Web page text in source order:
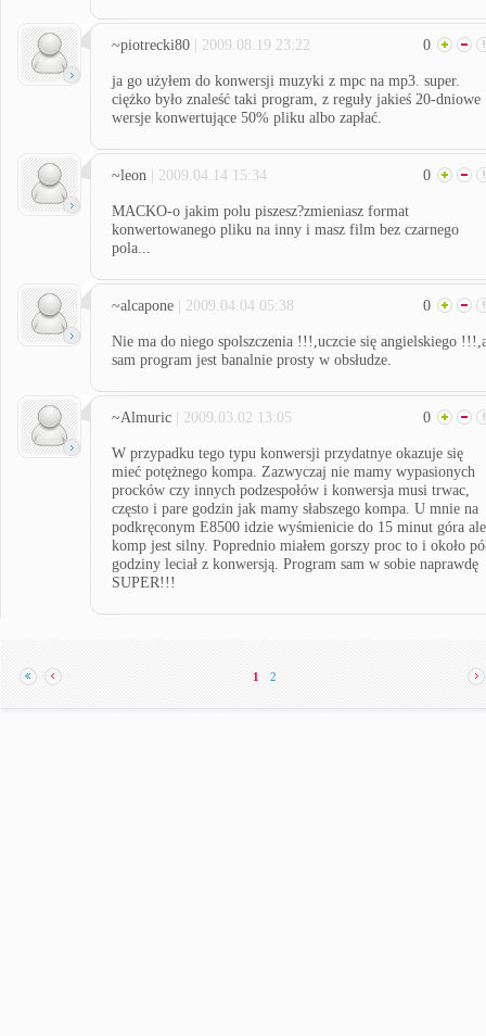
~piotrecki80 | 2009.08.19 23:22 0
ja go użyłem do konwersji muzyki z mpc na mp3. super.
ciężko było znaleść taki program, z reguły jakieś 20-dniowe
wersje konwertujące 50% pliku albo zapłać.
~leon | 2009.04.14 15:34 0
MACKO-o jakim polu piszesz?zmieniasz format
konwertowanego pliku na inny i masz film bez czarnego
pola...
~alcapone | 2009.04.04 05:38 0
Nie ma do niego spolszczenia !!!,uczcie się angielskiego
sam program jest banalnie prosty w obsłudze.
~Almuric | 2009.03.02 13:05 0
W przypadku tego typu konwersji przydatnye okazuje się
mieć potężnego kompa. Zazwyczaj nie mamy wypasionych
procków czy innych podzespołów i konwersja musi trwac,
często i pare godzin jak mamy słabszego kompa. U mnie na
podkręconym E8500 idzie wyśmienicie do 15 minut góra ale
komp jest silny. Poprednio miałem gorszy proc to i około
godziny leciał z konwersją. Program sam w sobie naprawdę
SUPER!!!
1 2